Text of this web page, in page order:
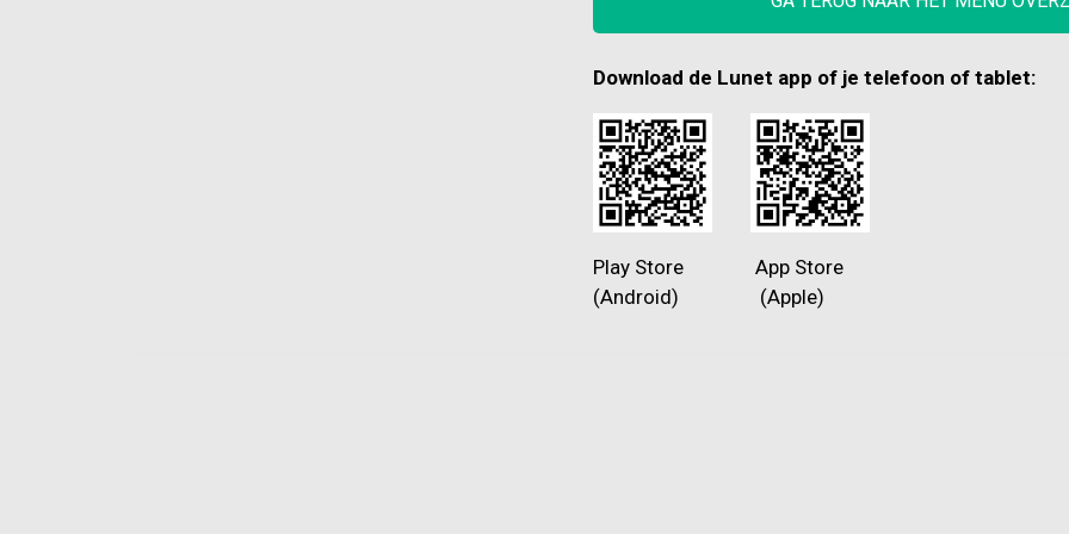
Download de Lunet app of je telefoon of tablet:
Play Store App Store
(Android) (Apple)